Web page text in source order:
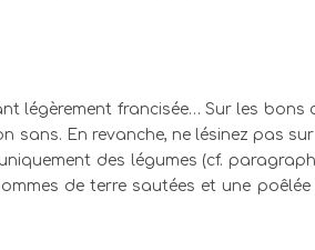
légèrement francisée… Sur les bons
sans. En revanche, ne lésinez pas
des légumes (cf.
de terre sautées et une poêlée